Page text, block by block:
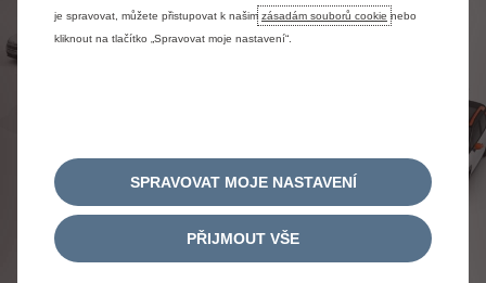
je spravovat, můžete přistupovat k našim zásadám souborů cookie nebo
kliknout na tlačítko „Spravovat moje nastavení“.
SPRAVOVAT MOJE NASTAVENÍ
PŘIJMOUT VŠE